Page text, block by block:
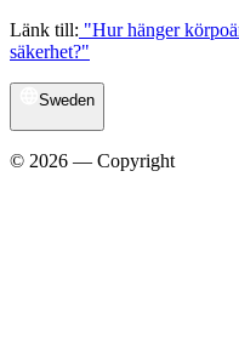
Länk till: "Hur hänger
säkerhet?"
Sweden
© 2026 — Copyright